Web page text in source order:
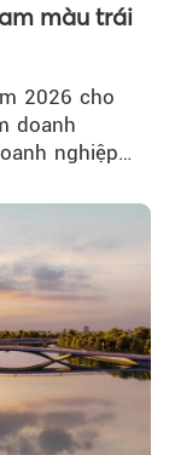
màu trái
2026 cho
doanh
nghiệp